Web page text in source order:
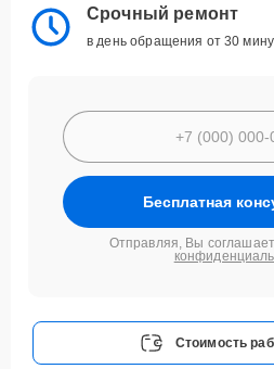
Срочный ремонт
в день обращения от 30
Бесплатная
Отправляя, Вы
Стоимость